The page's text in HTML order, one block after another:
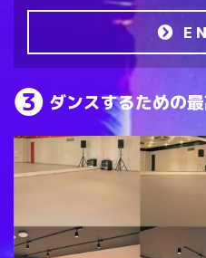
ダンスするための